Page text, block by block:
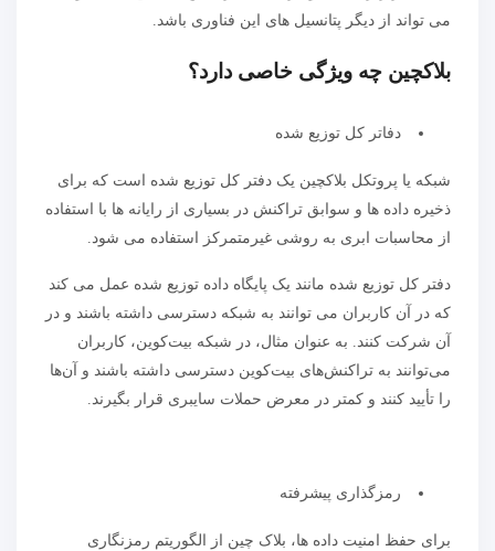
می تواند از دیگر پتانسیل های این فناوری باشد.
بلاکچین چه ویژگی خاصی دارد؟
دفاتر کل توزیع شده
شبکه یا پروتکل بلاکچین یک دفتر کل توزیع شده است که برای
ذخیره داده ها و سوابق تراکنش در بسیاری از رایانه ها با استفاده
از محاسبات ابری به روشی غیرمتمرکز استفاده می شود.
دفتر کل توزیع شده مانند یک پایگاه داده توزیع شده عمل می کند
که در آن کاربران می توانند به شبکه دسترسی داشته باشند و در
آن شرکت کنند. به عنوان مثال، در شبکه بیت‌کوین، کاربران
می‌توانند به تراکنش‌های بیت‌کوین دسترسی داشته باشند و آن‌ها
را تأیید کنند و کمتر در معرض حملات سایبری قرار بگیرند.
رمزگذاری پیشرفته
برای حفظ امنیت داده ها، بلاک چین از الگوریتم رمزنگاری